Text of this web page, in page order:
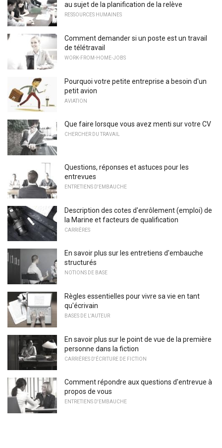
au sujet de la planification de la relève
RESSOURCES HUMAINES
Comment demander si un poste est un travail
de télétravail
WORK-FROM-HOME-JOBS
Pourquoi votre petite entreprise a besoin d'un
petit avion
AVIATION
Que faire lorsque vous avez menti sur votre CV
CHERCHER DU TRAVAIL
Questions, réponses et astuces pour les
entrevues
ENTRETIENS D'EMBAUCHE
Description des cotes d'enrôlement (emploi) de
la Marine et facteurs de qualification
CARRIÈRES
En savoir plus sur les entretiens d'embauche
structurés
NOTIONS DE BASE
Règles essentielles pour vivre sa vie en tant
qu'écrivain
BASES DE L'AUTEUR
En savoir plus sur le point de vue de la première
personne dans la fiction
CARRIÈRES D'ÉCRITURE DE FICTION
Comment répondre aux questions d'entrevue à
propos de vous
ENTRETIENS D'EMBAUCHE